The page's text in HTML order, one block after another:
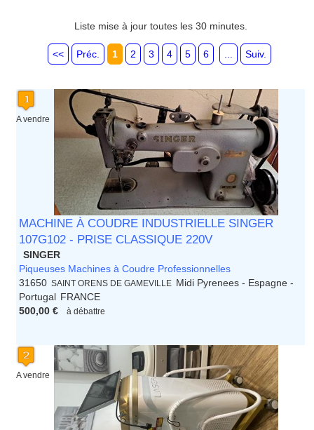
Liste mise à jour toutes les 30 minutes.
<< Préc. 1 2 3 4 5 6 Suiv.
A vendre
MACHINE À COUDRE INDUSTRIELLE SINGER
107G102 - PRISE CLASSIQUE 220V
SINGER
Piqueuses Machines à Coudre Professionnelles
31650 SAINT ORENS DE GAMEVILLE Midi Pyrenees - Espagne -
Portugal FRANCE
500,00 €
à débattre
A vendre